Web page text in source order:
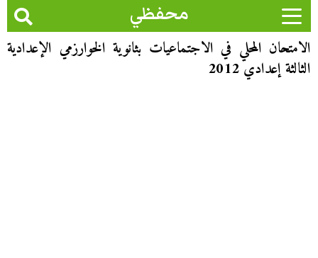
محفظي
الامتحان المحلي في الاجتماعيات بثانوية الخوارزمي الإعدادية
الثالثة إعدادي 2012